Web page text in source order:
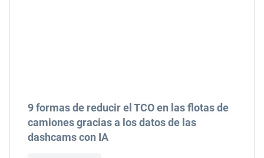
9 formas de reducir el TCO en las flotas de
camiones gracias a los datos de las
dashcams con IA